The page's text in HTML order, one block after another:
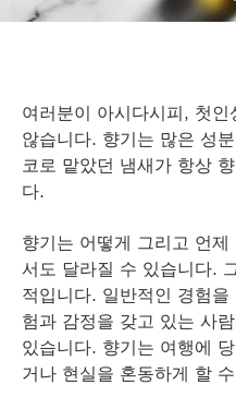
여러분이 아시다시피, 첫
않습니다. 향기는 많은 성
코로 맡았던 냄새가 항상
다.
향기는 어떻게 그리고 언
서도 달라질 수 있습니다.
적입니다. 일반적인 경험
험과 감정을 갖고 있는 사
있습니다. 향기는 여행에
거나 현실을 혼동하게 할